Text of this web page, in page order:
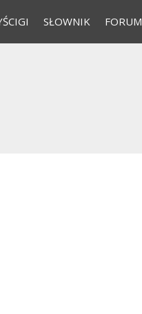
SŁOWNIK FORUM